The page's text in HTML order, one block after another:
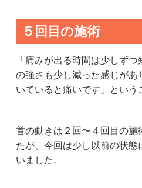
５回目の施術
「痛みが出る時間は少しず
の強さも少し減った感じがあ
いていると痛いです」という
首の動きは２回〜４回目の施
たが、今回は少し以前の状態
いました。